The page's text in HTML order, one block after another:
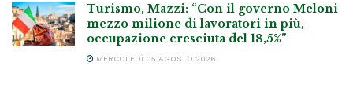
Turismo, Mazzi: “Con il governo Meloni
mezzo milione di lavoratori in più,
occupazione cresciuta del 18,5%”
MERCOLEDÌ 05 AGOSTO 2026